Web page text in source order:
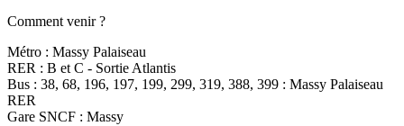
Comment venir ?
Métro : Massy Palaiseau
RER : B et C - Sortie Atlantis
Bus : 38, 68, 196, 197, 199, 299, 319, 388, 399 : Massy Palaiseau
RER
Gare SNCF : Massy